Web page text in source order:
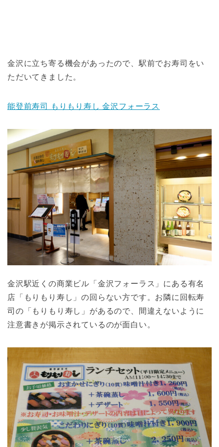
金沢に立ち寄る機会があったので、駅前でお寿司をい
ただいてきました。
能登前寿司 もりもり寿し 金沢フォーラス
金沢駅近くの商業ビル「金沢フォーラス」にある有名
店「もりもり寿し」の回らない方です。お隣に回転寿
司の「もりもり寿し」があるので、間違えないように
注意書きが掲示されているのが面白い。